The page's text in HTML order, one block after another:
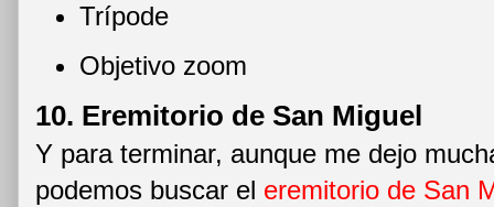
Trípode
Objetivo zoom
10. Eremitorio de San Miguel
Y para terminar, aunque me dejo
podemos buscar el eremitorio de San